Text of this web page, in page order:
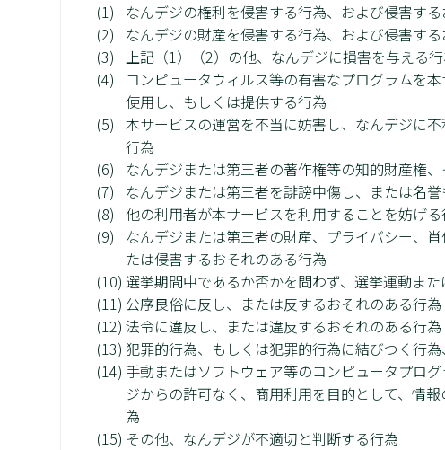
なんデジの権利を侵害する行為、および侵害す
なんデジの財産を侵害する行為、および侵害す
上記（1）（2）の他、なんデジに損害を与える
コンピュータウィルス等の有害なプログラムを
使用し、もしくは提供する行為
本サービスの運営を不当に妨害し、なんデジに
行為
なんデジまたは第三者の著作権等の知的財産権
なんデジまたは第三者を誹謗中傷し、または名
他の利用者が本サービスを利用することを妨げる
なんデジまたは第三者の財産、プライバシー、
たは侵害するおそれのある行為
選挙期間中であるか否かを問わず、選挙運動ま
公序良俗に反し、または反するおそれのある行為
法令に違反し、または違反するおそれのある行為
犯罪的行為、もしくは犯罪的行為に結びつく行
手動またはソフトウェア等のコンピュータプロ
ジからの許可なく、商用利用を目的として、情
為
その他、なんデジが不適切と判断する行為